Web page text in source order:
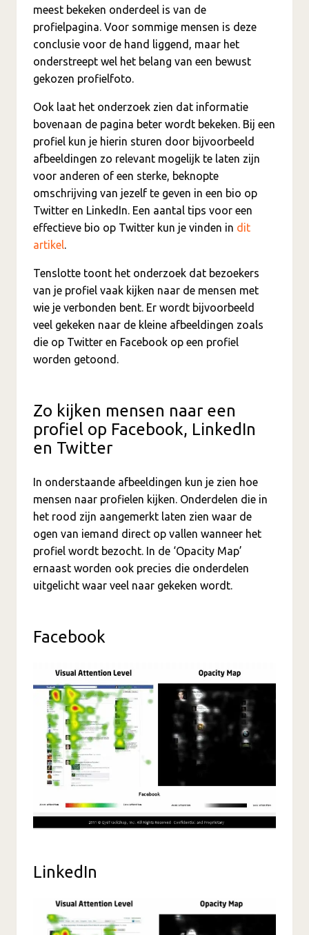
meest bekeken onderdeel is van de
profielpagina. Voor sommige mensen is deze
conclusie voor de hand liggend, maar het
onderstreept wel het belang van een bewust
gekozen profielfoto.
Ook laat het onderzoek zien dat informatie
bovenaan de pagina beter wordt bekeken. Bij een
profiel kun je hierin sturen door bijvoorbeeld
afbeeldingen zo relevant mogelijk te laten zijn
voor anderen of een sterke, beknopte
omschrijving van jezelf te geven in een bio op
Twitter en LinkedIn. Een aantal tips voor een
effectieve bio op Twitter kun je vinden in dit
artikel.
Tenslotte toont het onderzoek dat bezoekers
van je profiel vaak kijken naar de mensen met
wie je verbonden bent. Er wordt bijvoorbeeld
veel gekeken naar de kleine afbeeldingen zoals
die op Twitter en Facebook op een profiel
worden getoond.
Zo kijken mensen naar een
profiel op Facebook, LinkedIn
en Twitter
In onderstaande afbeeldingen kun je zien hoe
mensen naar profielen kijken. Onderdelen die in
het rood zijn aangemerkt laten zien waar de
ogen van iemand direct op vallen wanneer het
profiel wordt bezocht. In de ‘Opacity Map’
ernaast worden ook precies die onderdelen
uitgelicht waar veel naar gekeken wordt.
Facebook
LinkedIn